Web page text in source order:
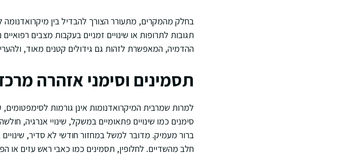
בחלק מהמקרים, מתעורר הצורך להבדיל בין מיקרואדנומה
תגובות לתרופות או שינויים זמניים בעקבות מצבים
ההדמיה, המאפשרת לזהות גם גידולים קטנים מאוד,
תסמינים וסימני אזהרה
למרות שמרבית המיקרואדנומות אינן גורמות
סימנים כמו שינויים פתאומיים במשקל, שינויי אנרגיה,
ברור מעמיק. מדובר למשל במחזור חודשי לא סדיר,
חלב מהשדיים. לחלופין, תסמינים כמו כאבי ראש עזים או